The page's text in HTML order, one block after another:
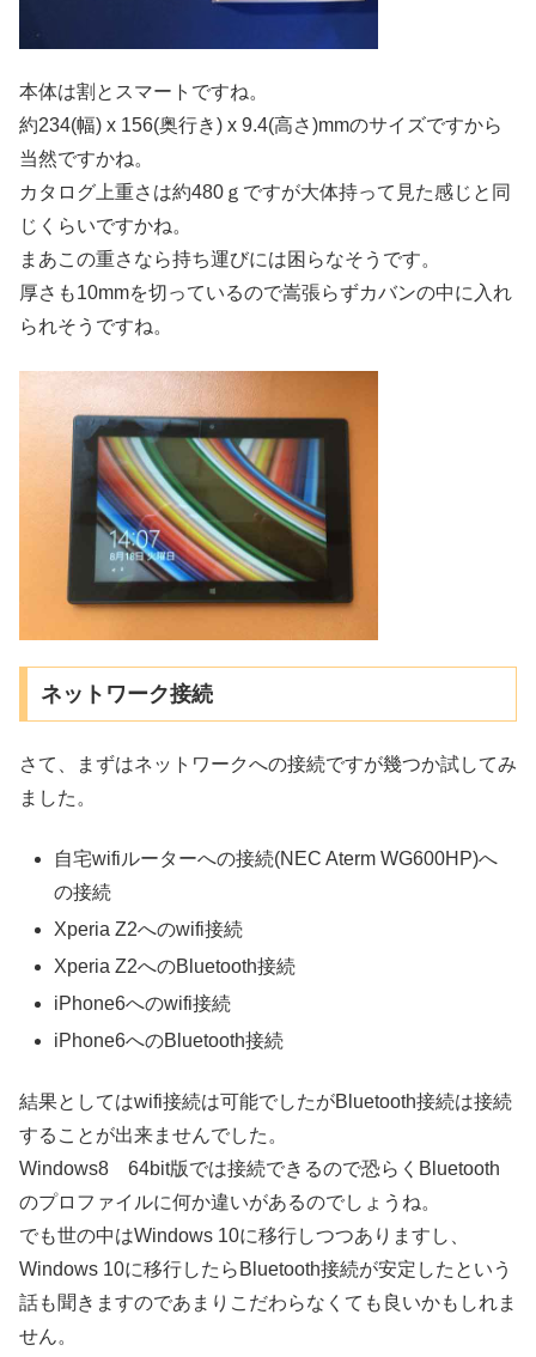
本体は割とスマートですね。
約234(幅) x 156(奥行き) x 9.4(高さ)mmのサイズですから
当然ですかね。
カタログ上重さは約480ｇですが大体持って見た感じと同
じくらいですかね。
まあこの重さなら持ち運びには困らなそうです。
厚さも10mmを切っているので嵩張らずカバンの中に入れ
られそうですね。
ネットワーク接続
さて、まずはネットワークへの接続ですが幾つか試してみ
ました。
自宅wifiルーターへの接続(NEC Aterm WG600HP)へ
の接続
Xperia Z2へのwifi接続
Xperia Z2へのBluetooth接続
iPhone6へのwifi接続
iPhone6へのBluetooth接続
結果としてはwifi接続は可能でしたがBluetooth接続は接続
することが出来ませんでした。
Windows8 64bit版では接続できるので恐らくBluetooth
のプロファイルに何か違いがあるのでしょうね。
でも世の中はWindows 10に移行しつつありますし、
Windows 10に移行したらBluetooth接続が安定したという
話も聞きますのであまりこだわらなくても良いかもしれま
せん。